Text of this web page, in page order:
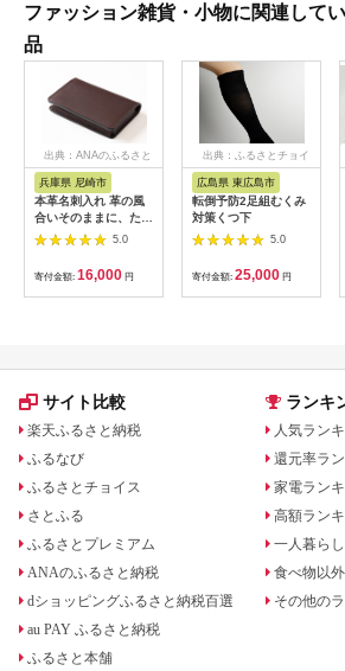
ファッション雑貨・小物に関連して
品
出典：ANAのふるさと
兵庫県 尼崎市
本革名刺入れ 革の風
合いそのままに、たつ
の市産染料染めオイル
レザー[ダークブラウ
5.0
寄付金額: 16,000 円
出典：ふるさとチョイ
広島県 東広島市
転倒予防2足組むくみ
対策くつ下
5.0
寄付金額: 25,000 円
サイト比較
楽天ふるさと納税
ふるなび
ふるさとチョイス
さとふる
ふるさとプレミアム
ANAのふるさと納税
dショッピングふるさと納税百選
au PAY ふるさと納税
ふるさと本舗
ランキ
人気ラン
還元率ラ
家電ラン
高額ラン
一人暮らし
食べ物以外
その他の